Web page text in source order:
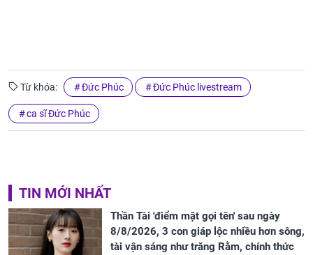
Từ khóa: Đức Phúc Đức Phúc livestream
ca sĩ Đức Phúc
TIN MỚI NHẤT
Thần Tài 'điểm mặt gọi tên' sau ngày
8/8/2026, 3 con giáp lộc nhiều hơn sông,
tài vận sáng như trăng Rằm, chính thức